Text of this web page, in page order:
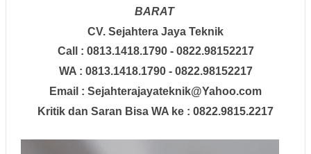
BARAT
CV. Sejahtera Jaya Teknik
Call : 0813.1418.1790 - 0822.98152217
WA : 0813.1418.1790 - 0822.98152217
Email : Sejahterajayateknik@Yahoo.com
Kritik dan Saran Bisa WA ke : 0822.9815.2217